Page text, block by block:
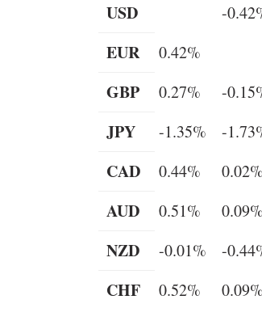
USD
-
EUR 0.42%
GBP 0.27% -
JPY -1.35% -
CAD 0.44% 0.02%
AUD 0.51% 0.09%
NZD -0.01% -
CHF 0.52% 0.09%